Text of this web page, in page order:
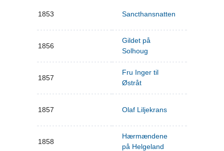
1853 Sancthansnatten
1856
Gildet på
Solhoug
1857
Fru Inger til
Østråt
1857 Olaf Liljekrans
1858
Hærmændene
på Helgeland